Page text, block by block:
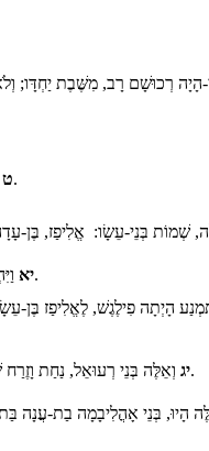
הָיָה רְכוּשָׁם רָב, מִשֶּׁבֶת יַחְדָּו;
טוְאֵלֶּה תֹּלְדוֹת עֵשָׂו, אֲבִי אֱדוֹם, בְּהַר, שֵׂעִיר.
יאוַיִּהְיוּ, בְּנֵי אֱלִיפָז--תֵּימָן אוֹמָר, צְפוֹ וְגַעְתָּם וּקְנַז.
הָיְתָה פִילֶגֶשׁ, לֶאֱלִיפַז בֶּן-
יגוְאֵלֶּה בְּנֵי רְעוּאֵל, נַחַת וָזֶרַח שַׁמָּה וּמִזָּה; אֵלֶּה הָיוּ, בְּנֵי בָשְׂמַת אֵשֶׁת עֵשָׂו.
הָיוּ, בְּנֵי אָהֳלִיבָמָה בַת-עֲנָה